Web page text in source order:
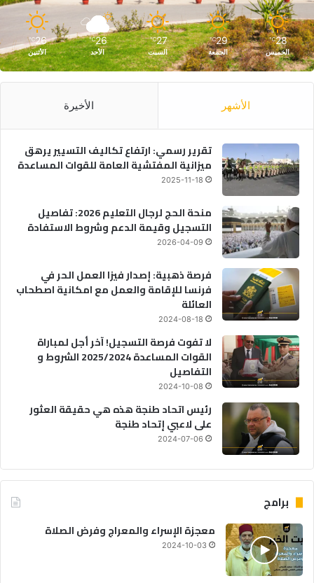
28
℃
الخميس
29
℃
الجمعة
27
℃
السبت
26
℃
الأحد
26
℃
الأثنين
الأشهر الأخيرة
تقرير رسمي: ارتفاع تكاليف التسيير يرهق
ميزانية المفتشية العامة للقوات المساعدة
2025-11-18
منحة الحج لرجال التعليم 2026: تفاصيل
التسجيل وقيمة الدعم وشروط الاستفادة
2026-04-09
فرصة ذهبية: إصدار فيزا العمل الحر في
فرنسا للإقامة والعمل مع امكانية اصطحاب
العائلة
2024-08-18
لا تفوت فرصة التسجيل! آخر أجل لمباراة
القوات المساعدة 2025/2024 الشروط و
التفاصيل
2024-10-08
رئيس اتحاد طنجة هذه هي حقيقة العثور
على لاعبي إتحاد طنجة
2024-07-06
برامج
معجزة الإسراء والمعراج وفرض الصلاة
2024-10-03